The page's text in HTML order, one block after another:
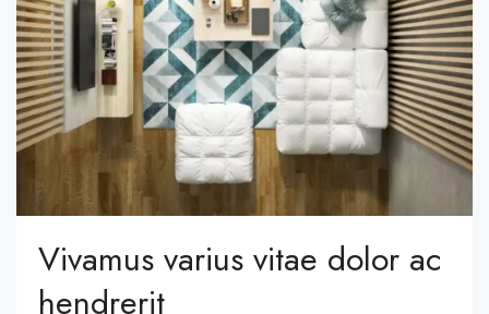
Vivamus varius vitae dolor ac
hendrerit